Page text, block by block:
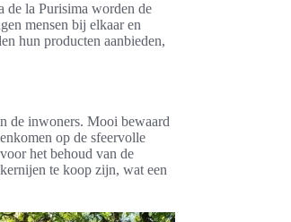
de la Purisima worden de
mensen bij elkaar en
hun producten aanbieden,
de inwoners. Mooi bewaard
op de sfeervolle
het behoud van de
te koop zijn, wat een